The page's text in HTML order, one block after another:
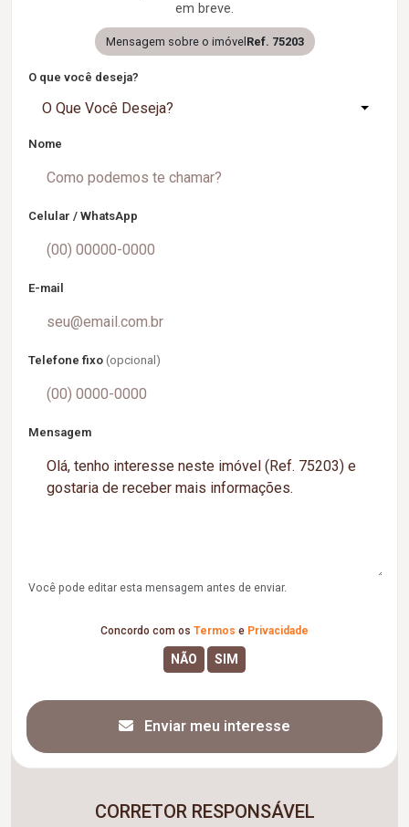
em breve.
Mensagem sobre o imóvel Ref. 75203
O que você deseja?
O Que Você Deseja?
Nome
Celular / WhatsApp
E-mail
Telefone fixo (opcional)
Mensagem
Você pode editar esta mensagem antes de enviar.
Concordo com os Termos e Privacidade
Enviar meu interesse
CORRETOR RESPONSÁVEL